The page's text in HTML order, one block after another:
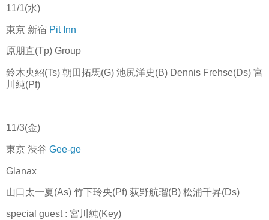
11/1(水)
東京 新宿 Pit Inn
原朋直(Tp) Group
鈴木央紹(Ts) 朝田拓馬(G) 池尻洋史(B) Dennis Frehse(Ds) 宮
川純(Pf)
11/3(金)
東京 渋谷 Gee-ge
Glanax
山口太一夏(As) 竹下玲央(Pf) 荻野航瑠(B) 松浦千昇(Ds)
special guest : 宮川純(Key)